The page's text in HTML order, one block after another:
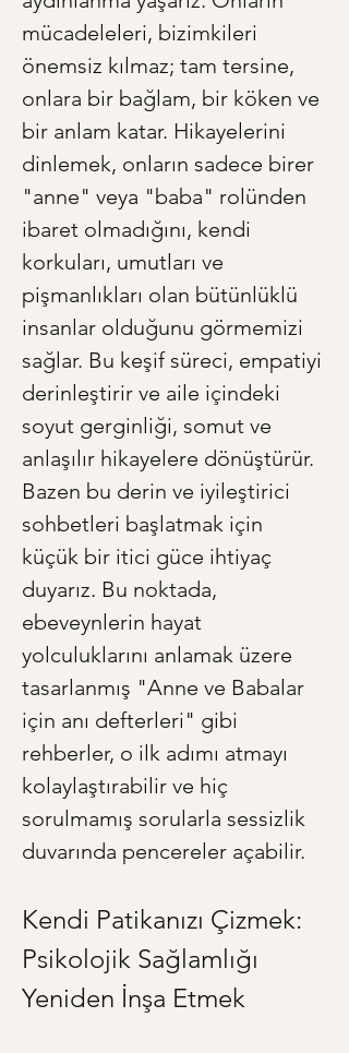
mücadeleleri, bizimkileri
önemsiz kılmaz; tam tersine,
onlara bir bağlam, bir köken ve
bir anlam katar. Hikayelerini
dinlemek, onların sadece birer
"anne" veya "baba" rolünden
ibaret olmadığını, kendi
korkuları, umutları ve
pişmanlıkları olan bütünlüklü
insanlar olduğunu görmemizi
sağlar. Bu keşif süreci, empatiyi
derinleştirir ve aile içindeki
soyut gerginliği, somut ve
anlaşılır hikayelere dönüştürür.
Bazen bu derin ve iyileştirici
sohbetleri başlatmak için
küçük bir itici güce ihtiyaç
duyarız. Bu noktada,
ebeveynlerin hayat
yolculuklarını anlamak üzere
tasarlanmış "Anne ve Babalar
için anı defterleri" gibi
rehberler, o ilk adımı atmayı
kolaylaştırabilir ve hiç
sorulmamış sorularla sessizlik
duvarında pencereler açabilir.
Kendi Patikanızı Çizmek:
Psikolojik Sağlamlığı
Yeniden İnşa Etmek